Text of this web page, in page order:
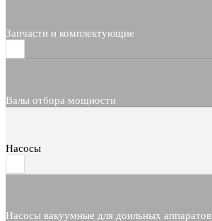
Запчасти и комплектующие
Валы отбора мощности
Насосы
Насосы вакуумные для доильных аппаратов